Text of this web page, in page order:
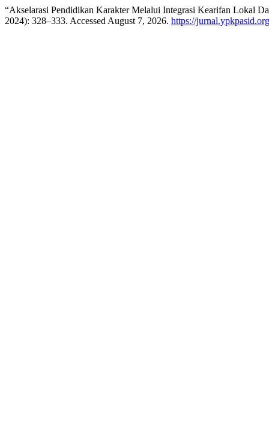
“Akselarasi Pendidikan Karakter Melalui Integrasi Kearifan Lokal
2024): 328–333. Accessed August 7, 2026. https://